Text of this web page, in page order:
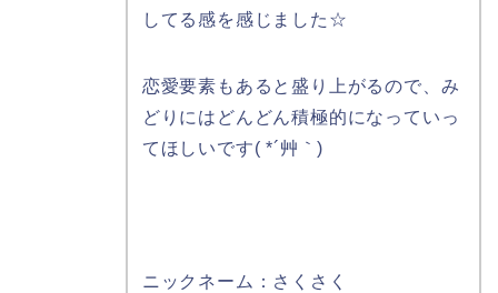
してる感を感じました☆
恋愛要素もあると盛り上がるので、み
どりにはどんどん積極的になっていっ
てほしいです( *´艸｀)
ニックネーム：さくさく